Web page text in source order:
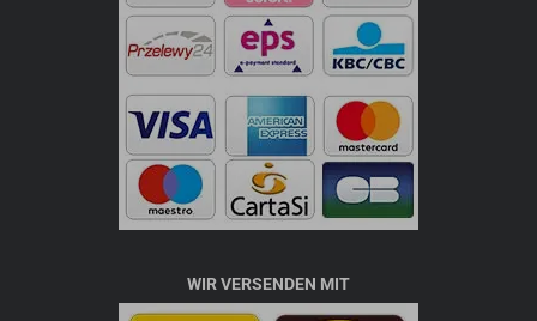
WIR VERSENDEN MIT